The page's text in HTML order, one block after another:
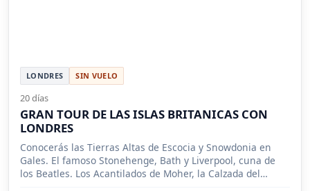
LONDRES SIN VUELO
20 días
GRAN TOUR DE LAS ISLAS BRITANICAS CON
LONDRES
Conocerás las Tierras Altas de Escocia y Snowdonia en
Gales. El famoso Stonehenge, Bath y Liverpool, cuna de
los Beatles. Los Acantilados de Moher, la Calzada del